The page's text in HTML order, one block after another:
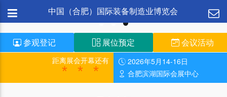
中国（合肥）国际装备制造业博览会
参观登记 展位预定 会议活动
距离展会开幕还有
***
2026年5月14-16日
合肥滨湖国际会展中心